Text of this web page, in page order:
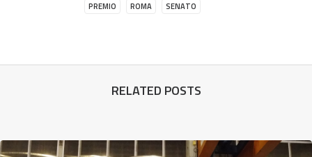
PREMIO
ROMA SENATO
RELATED POSTS